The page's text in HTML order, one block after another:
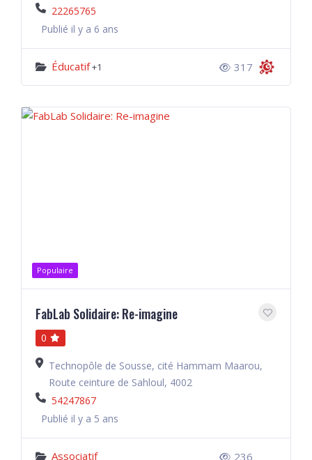
22265765
Publié il y a 6 ans
Éducatif+1 317
Populaire
FabLab Solidaire: Re-imagine
0
Technopôle de Sousse, cité Hammam Maarou,
Route ceinture de Sahloul, 4002
54247867
Publié il y a 5 ans
Associatif 236